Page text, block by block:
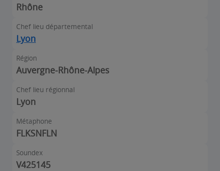
Rhône
Chef lieu départemental
Lyon
Région
Auvergne-Rhône-Alpes
Chef lieu régionnal
Lyon
Métaphone
FLKSNFLN
Soundex
V425145